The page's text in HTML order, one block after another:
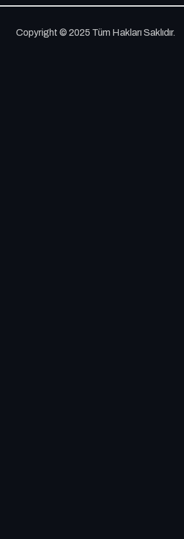
Copyright © 2025 Tüm Hakları Saklıdır.